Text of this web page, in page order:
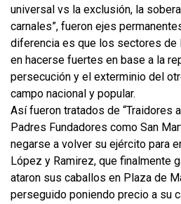
universal vs la exclusión, la
carnales”, fueron ejes
diferencia es que los sectores de
en hacerse fuertes en base a la
persecución y el exterminio del
campo nacional y popular.
Así fueron tratados de “Traidores
Padres Fundadores como San
negarse a volver su ejército para
López y Ramirez, que finalmente
ataron sus caballos en Plaza de
perseguido poniendo precio a su